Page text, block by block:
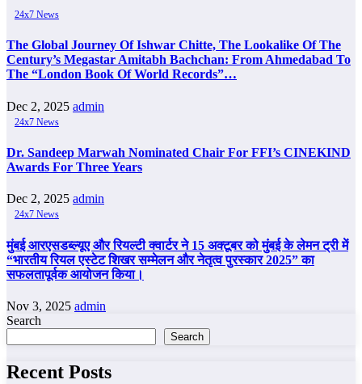
24x7 News
The Global Journey Of Ishwar Chitte, The Lookalike Of The
Century’s Megastar Amitabh Bachchan: From Ahmedabad To
The “London Book Of World Records”…
Dec 2, 2025 admin
24x7 News
Dr. Sandeep Marwah Nominated Chair For FFI’s CINEKIND
Awards For Three Years
Dec 2, 2025 admin
24x7 News
मुंबई आरएसडब्ल्यूए और रियल्टी क्वार्टर ने 15 अक्टूबर को मुंबई के लेमन ट्री में
“भारतीय रियल एस्टेट शिखर सम्मेलन और नेतृत्व पुरस्कार 2025” का
सफलतापूर्वक आयोजन किया।
Nov 3, 2025 admin
Search
Search
Recent Posts